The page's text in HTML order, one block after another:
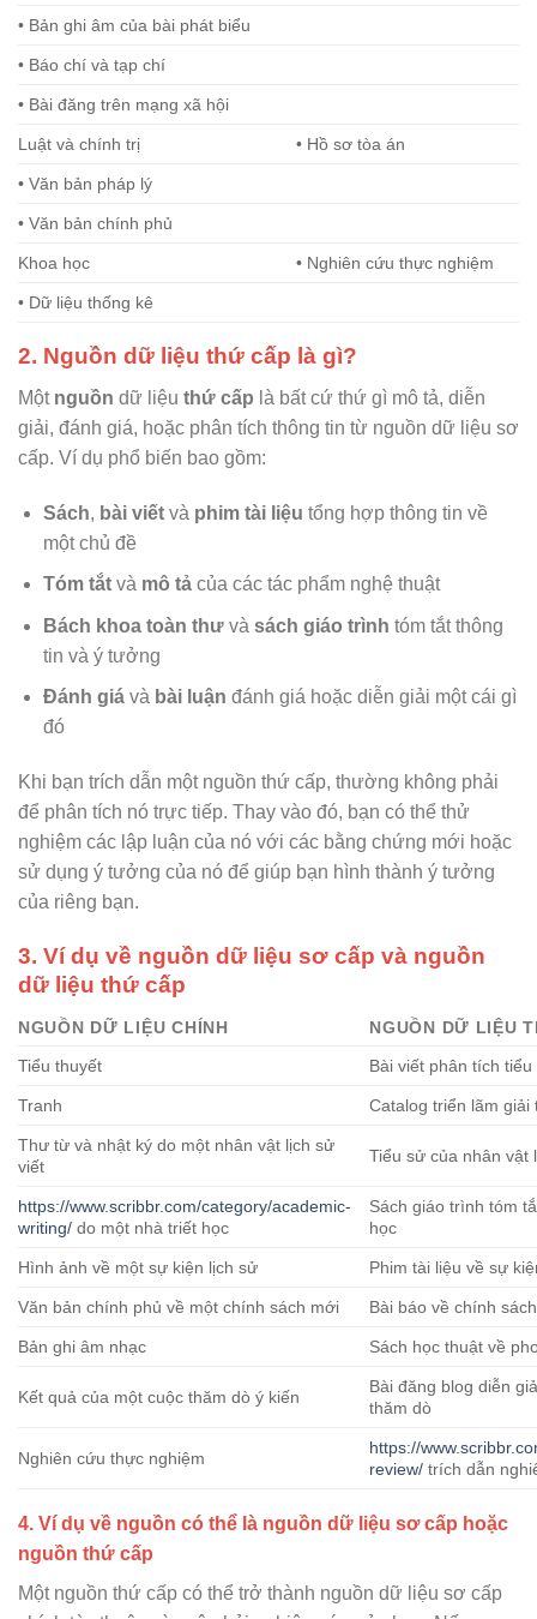
• Bản ghi âm của bài phát biểu
• Báo chí và tạp chí
• Bài đăng trên mạng xã hội
Luật và chính trị • Hồ sơ tòa án
• Văn bản pháp lý
• Văn bản chính phủ
Khoa học • Nghiên cứu thực nghiệm
• Dữ liệu thống kê
2. Nguồn dữ liệu thứ cấp là gì?
Một nguồn dữ liệu thứ cấp là bất cứ thứ gì mô tả, diễn
giải, đánh giá, hoặc phân tích thông tin từ nguồn dữ liệu sơ
cấp. Ví dụ phổ biến bao gồm:
Sách, bài viếtvà phim tài liệu tổng hợp thông tin về
một chủ đề
Tóm tắtvà mô tảcủa các tác phẩm nghệ thuật
Bách khoa toàn thưvà sách giáo trình tóm tắt thông
tin và ý tưởng
Đánh giávà bài luận đánh giá hoặc diễn giải một cái gì
đó
Khi bạn trích dẫn một nguồn thứ cấp, thường không phải
để phân tích nó trực tiếp. Thay vào đó, bạn có thể thử
nghiệm các lập luận của nó với các bằng chứng mới hoặc
sử dụng ý tưởng của nó để giúp bạn hình thành ý tưởng
của riêng bạn.
3. Ví dụ về nguồn dữ liệu sơ cấp và nguồn
dữ liệu thứ cấp
NGUỒN DỮ LIỆU CHÍNH
NGUỒN DỮ LIỆU
Tiểu thuyết
Bài viết phân tích tiểu
Tranh Catalog triển lãm
Thư từ và nhật ký do một nhân vật lịch sử
viết
Tiểu sử của nhân vật
https://www.scribbr.com/category/academic-
writing/ do một nhà triết học
Sách giáo trình tóm
học
Hình ảnh về một sự kiện lịch sử Phim tài liệu về sự
Văn bản chính phủ về một chính sách mới Bài báo về chính
Bản ghi âm nhạc Sách học thuật về
Kết quả của một cuộc thăm dò ý kiến
Bài đăng blog diễn
thăm dò
Nghiên cứu thực nghiệm
https://
review/ trích dẫn
4. Ví dụ về nguồn có thể là nguồn dữ liệu sơ cấp hoặc
nguồn thứ cấp
Một nguồn thứ cấp có thể trở thành nguồn dữ liệu sơ cấp